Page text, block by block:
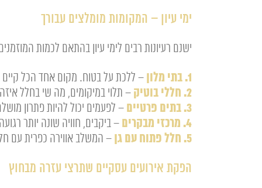
ימי עיון – המקומות מומלצים עבורך
ישנם רעיונות רבים לימי עיון בהתאם לכמות
1. בתי מלון – ללכת על בטוח. מקום אחד הכל
2. חללי בוטיק – תלוי במיקומים, מה שי בחלל
3. בתים פרטיים – לפעמים יכול להיות פתרון
4. מרכזי מבקרים – ביקבים, חוויה שונה יותר
5. חלל פתוח עם גן – המשלב אווירה כפרית עם
הפקת אירועים עסקיים שתרצי עזרה מבחוץ